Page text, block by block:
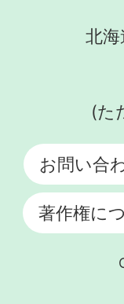
北
(た
お問い合
著作権に